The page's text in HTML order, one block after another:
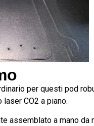
per questi pod
CO2 a piano.
assemblato a mano da